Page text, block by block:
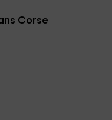
Corse